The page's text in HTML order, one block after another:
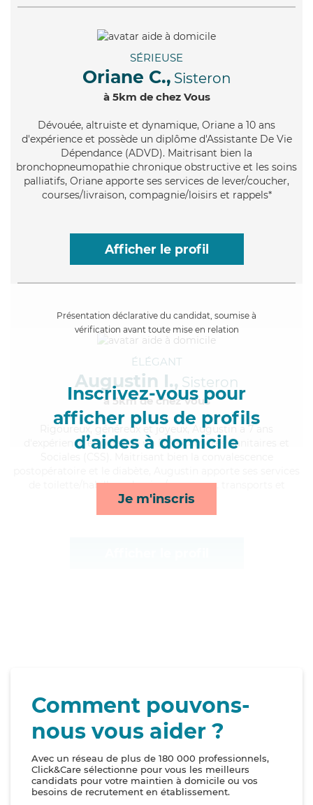
SÉRIEUSE
Oriane C., Sisteron
à 5km de chez Vous
Dévouée, altruiste et dynamique, Oriane a 10 ans
d'expérience et possède un diplôme d'Assistante De Vie
Dépendance (ADVD). Maitrisant bien la
bronchopneumopathie chronique obstructive et les soins
palliatifs, Oriane apporte ses services de lever/coucher,
courses/livraison, compagnie/loisirs et rappels*
Afficher le profil
Présentation déclarative du candidat, soumise à
vérification avant toute mise en relation
Inscrivez-vous pour
afficher plus de profils
d’aides à domicile
Je m'inscris
ÉLÉGANT
Augustin I., Sisteron
à 5km de chez Vous
, généreux et joyeux, Augustin a 7 ans
d'expérience et possède un BEP Carrières Sanitaires et
de toilette/habillage, lessive/repassage, transports et
surveillance de nuit*
Comment pouvons-
nous vous aider ?
Avec un réseau de plus de 180 000 professionnels,
Click&Care sélectionne pour vous les meilleurs
candidats pour votre maintien à domicile ou vos
besoins de recrutement en établissement.